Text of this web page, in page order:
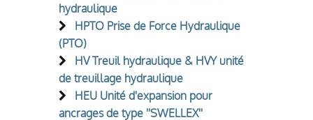
hydraulique
HPTO Prise de Force Hydraulique
(PTO)
HV Treuil hydraulique & HVY unité
de treuillage hydraulique
HEU Unité d'expansion pour
ancrages de type ''SWELLEX''